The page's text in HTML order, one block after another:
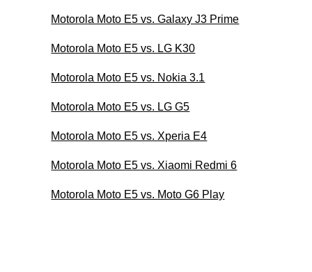
Motorola Moto E5 vs. Galaxy J3 Prime
Motorola Moto E5 vs. LG K30
Motorola Moto E5 vs. Nokia 3.1
Motorola Moto E5 vs. LG G5
Motorola Moto E5 vs. Xperia E4
Motorola Moto E5 vs. Xiaomi Redmi 6
Motorola Moto E5 vs. Moto G6 Play